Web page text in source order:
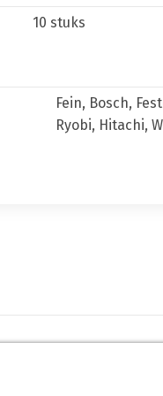
10 stuks
Fein, Bosch,
Ryobi, Hitachi,